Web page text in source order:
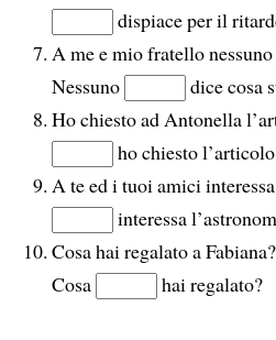
dispiace per il
A me e mio fratello nessuno
Nessuno
dice cosa
Ho chiesto ad Antonella
ho chiesto
A te ed i tuoi amici interessa
interessa
Cosa hai regalato a Fabiana?
Cosa
hai regalato?